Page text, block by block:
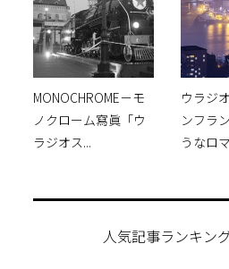
MONOCHROME－モ
ノクローム寫眞「ウ
ラジオス...
ウラジ
ンフラ
うなロ
人気記事ランキン